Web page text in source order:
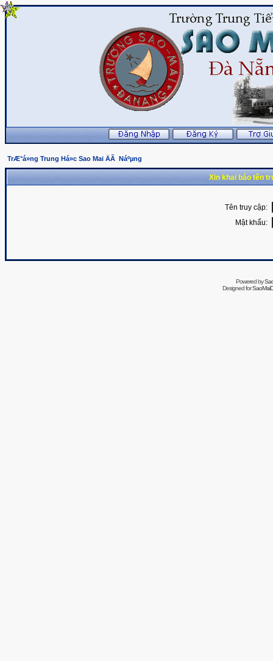
TrÆ°á»ng Trung Há»c Sao Mai ÄÃ Náºµng
Xin khai báo tên
Tên truy cập:
Mật khẩu:
Powered by
Designed for